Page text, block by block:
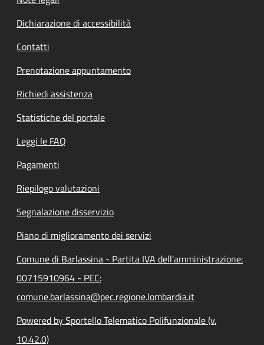
Dichiarazione di accessibilità
Contatti
Prenotazione appuntamento
Richiedi assistenza
Statistiche del portale
Leggi le FAQ
Pagamenti
Riepilogo valutazioni
Segnalazione disservizio
Piano di miglioramento dei servizi
Comune di Barlassina - Partita IVA dell'amministrazione:
00715910964 - PEC:
comune.barlassina@pec.regione.lombardia.it
Powered by Sportello Telematico Polifunzionale (v.
10.42.0)